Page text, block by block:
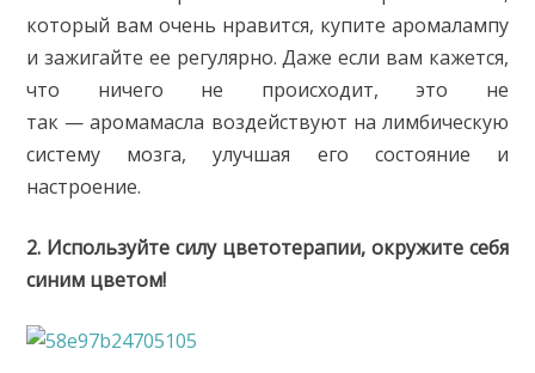
который вам очень нравится, купите аромалампу
и зажигайте ее регулярно. Даже если вам кажется,
что ничего не происходит, это не
так — аромамасла воздействуют на лимбическую
систему мозга, улучшая его состояние и
настроение.
2. Используйте силу цветотерапии, окружите себя
синим цветом!